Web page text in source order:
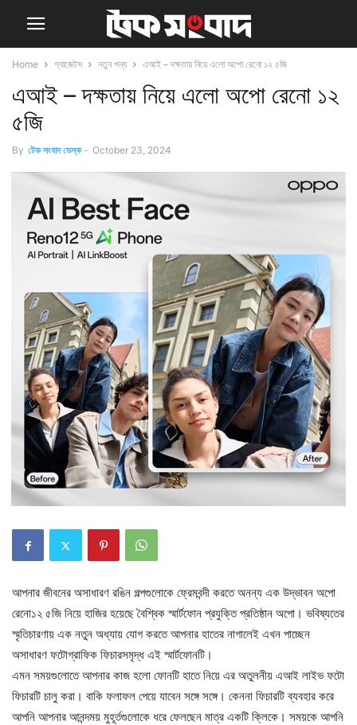
Home গ্যাজেটস নতুন পন্য এআই – দক্ষতায় নিয়ে এলো অপো রেনো ১২ ৫জি
এআই – দক্ষতায় নিয়ে এলো অপো রেনো ১২
৫জি
By টেক সংবাদ ডেস্ক - October 23, 2024
আপনার জীবনের অসাধারণ রঙিন গল্পগুলোকে ফ্রেমবন্দী করতে অনন্য এক উদ্ভাবন অপো
রেনো১২ ৫জি নিয়ে হাজির হয়েছে বৈশ্বিক স্মার্টফোন প্রযুক্তি প্রতিষ্ঠান অপো। ভবিষ্যতের
স্মৃতিচারণায় এক নতুন অধ্যায় যোগ করতে আপনার হাতের নাগালেই এখন পাচ্ছেন
অসাধারণ ফটোগ্রাফিক ফিচারসমৃদ্ধ এই স্মার্টফোনটি।
এমন সময়গুলোতে আপনার কাজ হলো ফোনটি হাতে নিয়ে এর অতুলনীয় এআই লাইভ ফটো
ফিচারটি চালু করা। বাকি ফলাফল পেয়ে যাবেন সঙ্গে সঙ্গে। কেননা ফিচারটি ব্যবহার করে
আপনি আপনার আনন্দময় মুহূর্তগুলোকে ধরে ফেলছেন মাত্র একটি ক্লিকে। সময়কে আপনি